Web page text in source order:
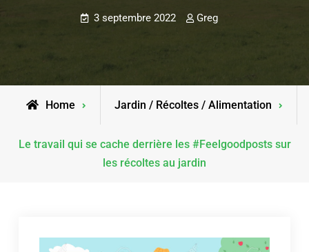
3 septembre 2022 Greg
Home Jardin / Récoltes / Alimentation
Le travail qui se cache derrière les #Feelgoodposts sur
les récoltes au jardin